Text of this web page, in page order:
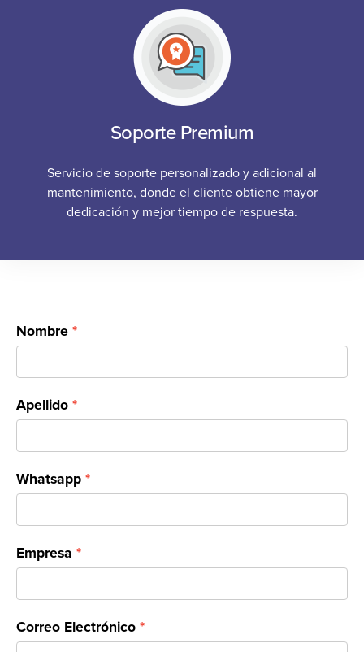
Soporte Premium
Servicio de soporte personalizado y adicional al
mantenimiento, donde el cliente obtiene mayor
dedicación y mejor tiempo de respuesta.
Nombre
Apellido
Whatsapp
Empresa
Correo Electrónico